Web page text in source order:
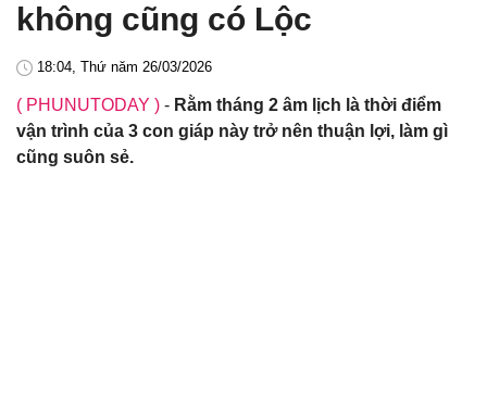
không cũng có Lộc
18:04, Thứ năm 26/03/2026
( PHUNUTODAY ) - Rằm tháng 2 âm lịch là thời điểm
vận trình của 3 con giáp này trở nên thuận lợi, làm gì
cũng suôn sẻ.